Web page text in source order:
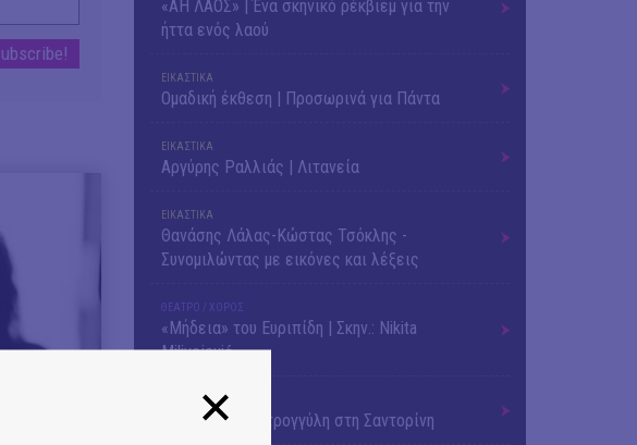
«ΑΗ ΛΑΟΣ» | Ένα σκηνικό ρέκβιεμ για την
ήττα ενός λαού
ΕΙΚΑΣΤΙΚΑ
Ομαδική έκθεση | Προσωρινά για Πάντα
ΕΙΚΑΣΤΙΚΑ
Αργύρης Ραλλιάς | Λιτανεία
ΕΙΚΑΣΤΙΚΑ
Θανάσης Λάλας-Κώστας Τσόκλης -
Συνομιλώντας με εικόνες και λέξεις
ΘΕΑΤΡΟ / ΧΟΡΟΣ
«Μήδεια» του Ευριπίδη | Σκην.: Nikita
Milivojević
ΜΟΥΣΙΚΗ
9o Φεστιβάλ Στρογγύλη στη Σαντορίνη